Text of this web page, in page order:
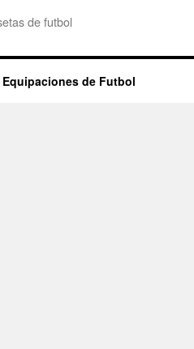
de futbol
de Futbol